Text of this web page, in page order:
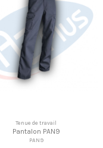
Tenue de travail
Pantalon PAN9
PAN9